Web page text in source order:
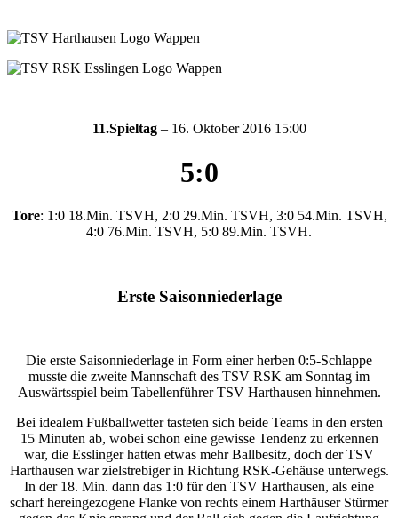
11.Spieltag– 16. Oktober 2016 15:00
5:0
Tore: 1:0 18.Min. TSVH, 2:0 29.Min. TSVH, 3:0 54.Min. TSVH,
4:0 76.Min. TSVH, 5:0 89.Min. TSVH.
Erste Saisonniederlage
Die erste Saisonniederlage in Form einer herben 0:5-Schlappe
musste die zweite Mannschaft des TSV RSK am Sonntag im
Auswärtsspiel beim Tabellenführer TSV Harthausen hinnehmen.
Bei idealem Fußballwetter tasteten sich beide Teams in den ersten
15 Minuten ab, wobei schon eine gewisse Tendenz zu erkennen
war, die Esslinger hatten etwas mehr Ballbesitz, doch der TSV
Harthausen war zielstrebiger in Richtung RSK-Gehäuse unterwegs.
In der 18. Min. dann das 1:0 für den TSV Harthausen, als eine
scharf hereingezogene Flanke von rechts einem Harthäuser Stürmer